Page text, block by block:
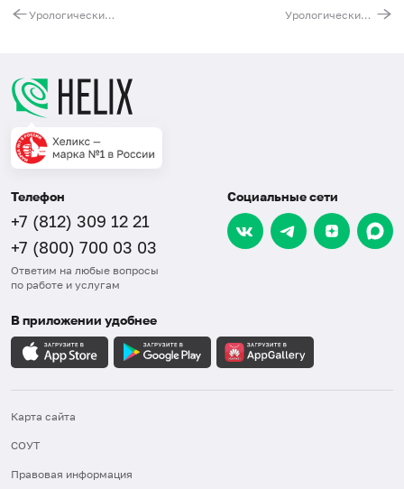
Урологический минимальный Урологический оптимальный женский
Телефон
+7 (812) 309 12 21
+7 (800) 700 03 03
Ответим на любые вопросы
по работе и услугам
Социальные сети
В приложении удобнее
Карта сайта
СОУТ
Правовая информация